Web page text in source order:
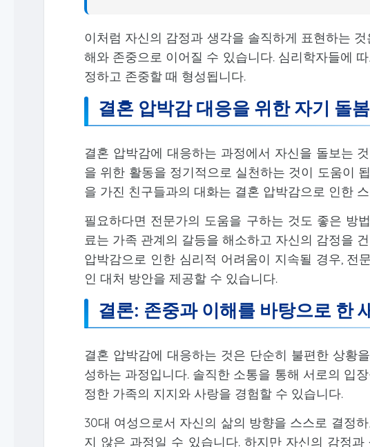
이처럼 자신의 감정과 생각을 솔직하게 표현하는
해와 존중으로 이어질 수 있습니다. 심리학자들에
정하고 존중할 때 형성됩니다.
결혼 압박감 대응을 위한 자기 돌봄
결혼 압박감에 대응하는 과정에서 자신을 돌보는
을 위한 활동을 정기적으로 실천하는 것이 도움이
을 가진 친구들과의 대화는 결혼 압박감으로 인한
필요하다면 전문가의 도움을 구하는 것도 좋은 방
료는 가족 관계의 갈등을 해소하고 자신의 감정을
압박감으로 인한 심리적 어려움이 지속될 경우, 전
인 대처 방안을 제공할 수 있습니다.
결론: 존중과 이해를 바탕으로 한
결혼 압박감에 대응하는 것은 단순히 불편한 상황
성하는 과정입니다. 솔직한 소통을 통해 서로의 입
정한 가족의 지지와 사랑을 경험할 수 있습니다.
30대 여성으로서 자신의 삶의 방향을 스스로 결정
지 않은 과정일 수 있습니다. 하지만 자신의 감정